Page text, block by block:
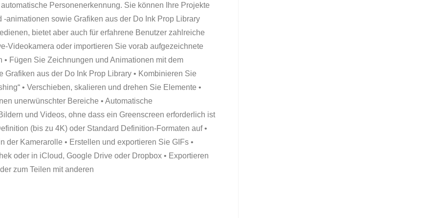
Personenerkennung. Sie können Ihre Projekte
animationen sowie Grafiken aus der Do Ink Prop Library
bietet aber auch für erfahrene Benutzer zahlreiche
Videokamera oder importieren Sie vorab aufgezeichnete
Fügen Sie Zeichnungen und Animationen mit dem
aus der Do Ink Prop Library • Kombinieren Sie
• Verschieben, skalieren und drehen Sie Elemente •
unerwünschter Bereiche • Automatische
und Videos, ohne dass ein Greenscreen erforderlich ist
(bis zu 4K) oder Standard Definition-Formaten auf •
Kamerarolle • Erstellen und exportieren Sie GIFs •
oder in iCloud, Google Drive oder Dropbox • Exportieren
zum Teilen mit anderen